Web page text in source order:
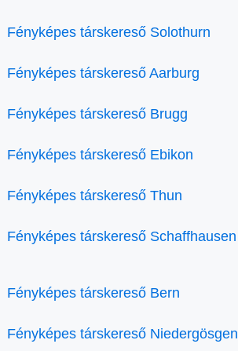
Fényképes társkereső Solothurn
Fényképes társkereső Aarburg
Fényképes társkereső Brugg
Fényképes társkereső Ebikon
Fényképes társkereső Thun
Fényképes társkereső Schaffhausen
Fényképes társkereső Bern
Fényképes társkereső Niedergösgen